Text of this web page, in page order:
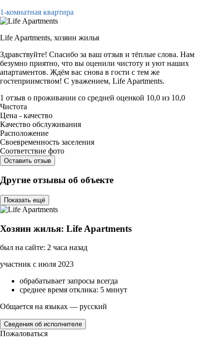
1-комнатная квартира
Life Apartments, хозяин жилья
Здравствуйте! Спасибо за ваш отзыв и тёплые слова. Нам
безумно приятно, что вы оценили чистоту и уют наших
апартаментов. Ждём вас снова в гости с тем же
гостеприимством! С уважением, Life Apartments.
1 отзыв о проживании со средней оценкой 10,0 из 10,0
Чистота
Цена - качество
Качество обслуживания
Расположение
Своевременность заселения
Соответствие фото
Оставить отзыв
Другие отзывы об объекте
Показать ещё
Хозяин жилья: Life Apartments
был на сайте: 2 часа назад
участник с июля 2023
обрабатывает запросы всегда
среднее время отклика: 5 минут
Общается на языках — русский
Сведения об исполнителе
Пожаловаться